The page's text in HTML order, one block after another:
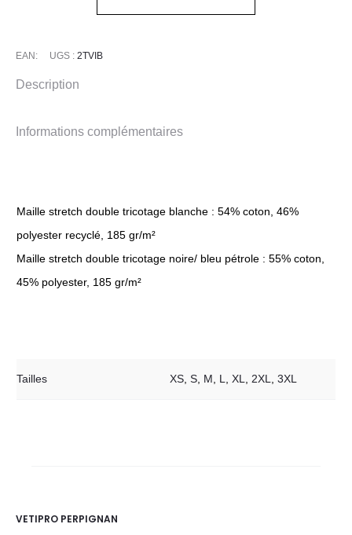
EAN: UGS : 2TVIB
Description
Informations complémentaires
Maille stretch double tricotage blanche : 54% coton, 46%
polyester recyclé, 185 gr/m²
Maille stretch double tricotage noire/ bleu pétrole : 55% coton,
45% polyester, 185 gr/m²
Tailles XS S M L XL 2XL 3XL
VETIPRO PERPIGNAN